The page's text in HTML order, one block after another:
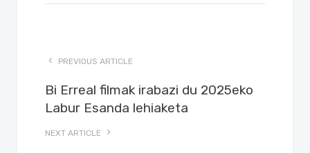
PREVIOUS ARTICLE
Bi Erreal filmak irabazi du 2025eko
Labur Esanda lehiaketa
NEXT ARTICLE